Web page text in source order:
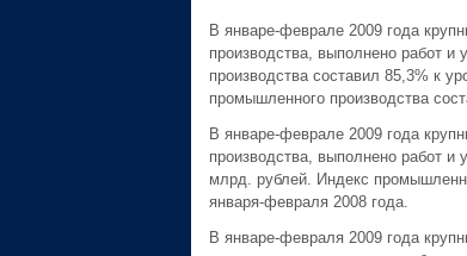
В январе-феврале 2009 года
производства, выполнено работ
производства составил 85,3% к
промышленного производства
В январе-феврале 2009 года
производства, выполнено работ
млрд. рублей. Индекс
января-февраля 2008 года.
В январе-февраля 2009 года